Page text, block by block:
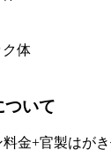
ついて